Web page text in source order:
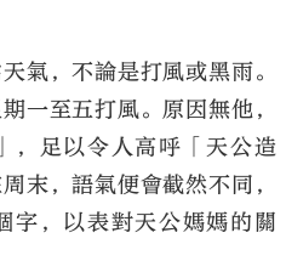
氣，不論是打風或黑雨。
一至五打風。原因無他，
，足以令人高呼「天公造
末，語氣便會截然不同，
字，以表對天公媽媽的關